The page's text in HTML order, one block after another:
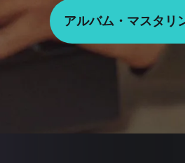
アルバム・マスタリ